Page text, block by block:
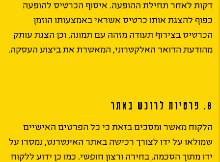
דקות לאחר תחילת ההופעה. איסוף הכרטיס להופעה
כפוף להצגת אותו כרטיס אשראי באמצעותו הוזמן
הכרטיס בצירוף תעודה מזהה עם תמונה, וכן הצגת עותק
מהודעת הדואר האלקטרוני, המאשרת את ביצוע העסקה.
8. פרטיות לרוכש באתר
הלקוח מאשר ומסכים בזאת כי כל הפרטים האישיים
שמולאו על ידו לצורך רכישה באתר האינטרנט, נמסרו על
ידו מתוך הסכמה, בחירה ורצון חופשי. כמו כן ידוע ללקוח